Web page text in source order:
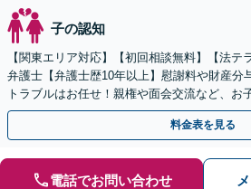
子の認知
【関東エリア対応】【初回相談無料】【法テ
弁護士【弁護士歴10年以上】慰謝料や財産分
トラブルはお任せ！親権や面会交流など、お
対応【夜間・休日面談】【子連れ相談】【電
料金表を見る
電話でお問い合わせ